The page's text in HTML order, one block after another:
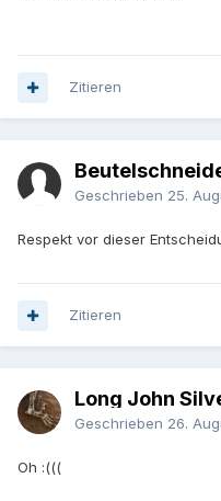
Zitieren
Geschrieben 25.
Respekt vor dieser
Zitieren
Long John
Geschrieben 26.
Oh :(((